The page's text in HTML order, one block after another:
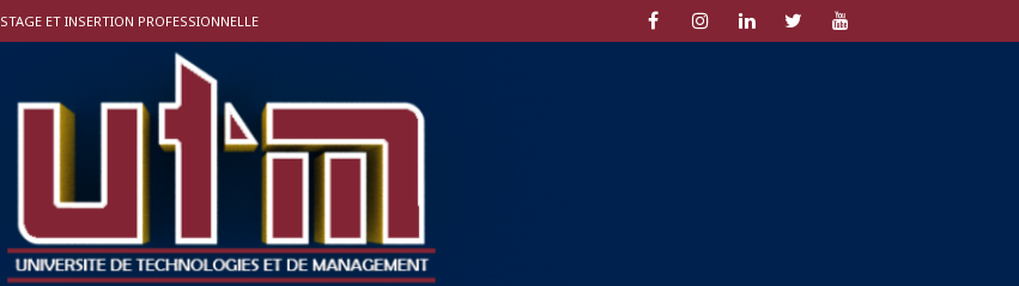
STAGE ET INSERTION PROFESSIONNELLE